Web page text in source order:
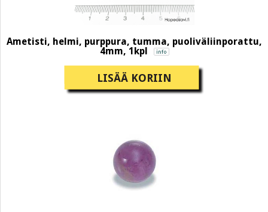
Ametisti, helmi, purppura, tumma, puoliväliinporattu,
4mm, 1kpl
LISÄÄ KORIIN